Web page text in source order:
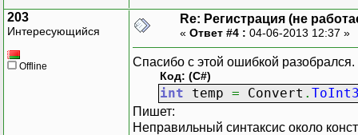
203
Интересующийся
Offline
Re: Регистрация (не
« Ответ #4 : 04-06-2013 12:37 »
Спасибо с этой ошибкой разобрался.
Код: (C#)
int temp = Convert .
Пишет:
Неправильный синтаксис около